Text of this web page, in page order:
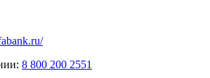
8 800 200 2551